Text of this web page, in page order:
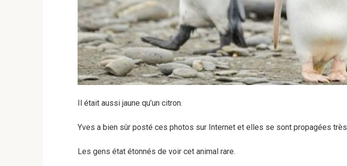
Il était aussi jaune qu’un citron.
Yves a bien sûr posté ces photos sur Internet et elles se sont propagées
Les gens état étonnés de voir cet animal rare.